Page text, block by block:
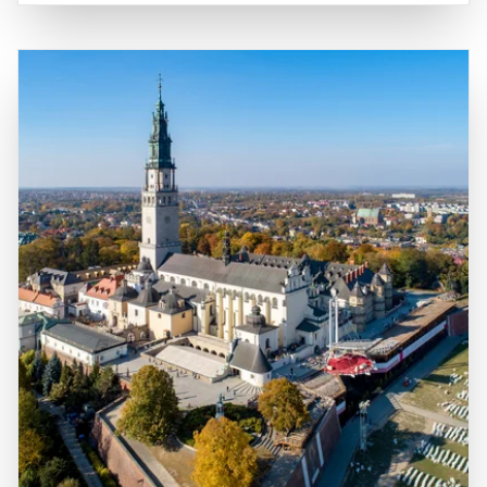
ist auch für seine wunderschönen Nationalparks, wie den
Weltkulturerbe gehört, und die Masurische Seenplatte
bekannt, die ein Paradies für Wassersportler und
Naturliebhaber ist. Historisch gesehen hat Polen eine
bewegte Vergangenheit, die von verschiedenen Kulturen
und politischen Umwälzungen geprägt ist, was sich in der
Vielfalt der Architektur und Traditionen widerspiegelt. Ein
Besuch in Polen ist eine hervorragende Gelegenheit, die
herzliche Gastfreundschaft der Einheimischen zu erleben,
die köstliche polnische Küche zu probieren und die
faszinierende Geschichte des Landes zu entdecken. Die
Kombination aus beeindruckenden Sehenswürdigkeiten,
kulturellen Erlebnissen und der Möglichkeit, die Natur zu
genießen, macht Polen zu einem unvergesslichen Ziel für
Reisende.
Ostseeküste. Die Hauptstadt Warschau liegt im zentralen
Teil des Landes und ist ein wichtiger
Verkehrsknotenpunkt, von dem aus viele der
bedeutendsten Sehenswürdigkeiten und Regionen leicht
erreichbar sind. Polen ist durch ein gut ausgebautes
Verkehrsnetz, einschließlich Straßen, Eisenbahnen und
Flughäfen, gut verbunden, was es Besuchern ermöglicht,
die verschiedenen Städte und Landschaften bequem zu
erkunden. Die Kombination aus atemberaubenden
Ausblicken, reicher Geschichte und der Möglichkeit, die
polnische Kultur hautnah zu erleben, macht Polen zu
einem unvergesslichen Erlebnis für alle, die dieses
vielfältige Land entdecken möchten.